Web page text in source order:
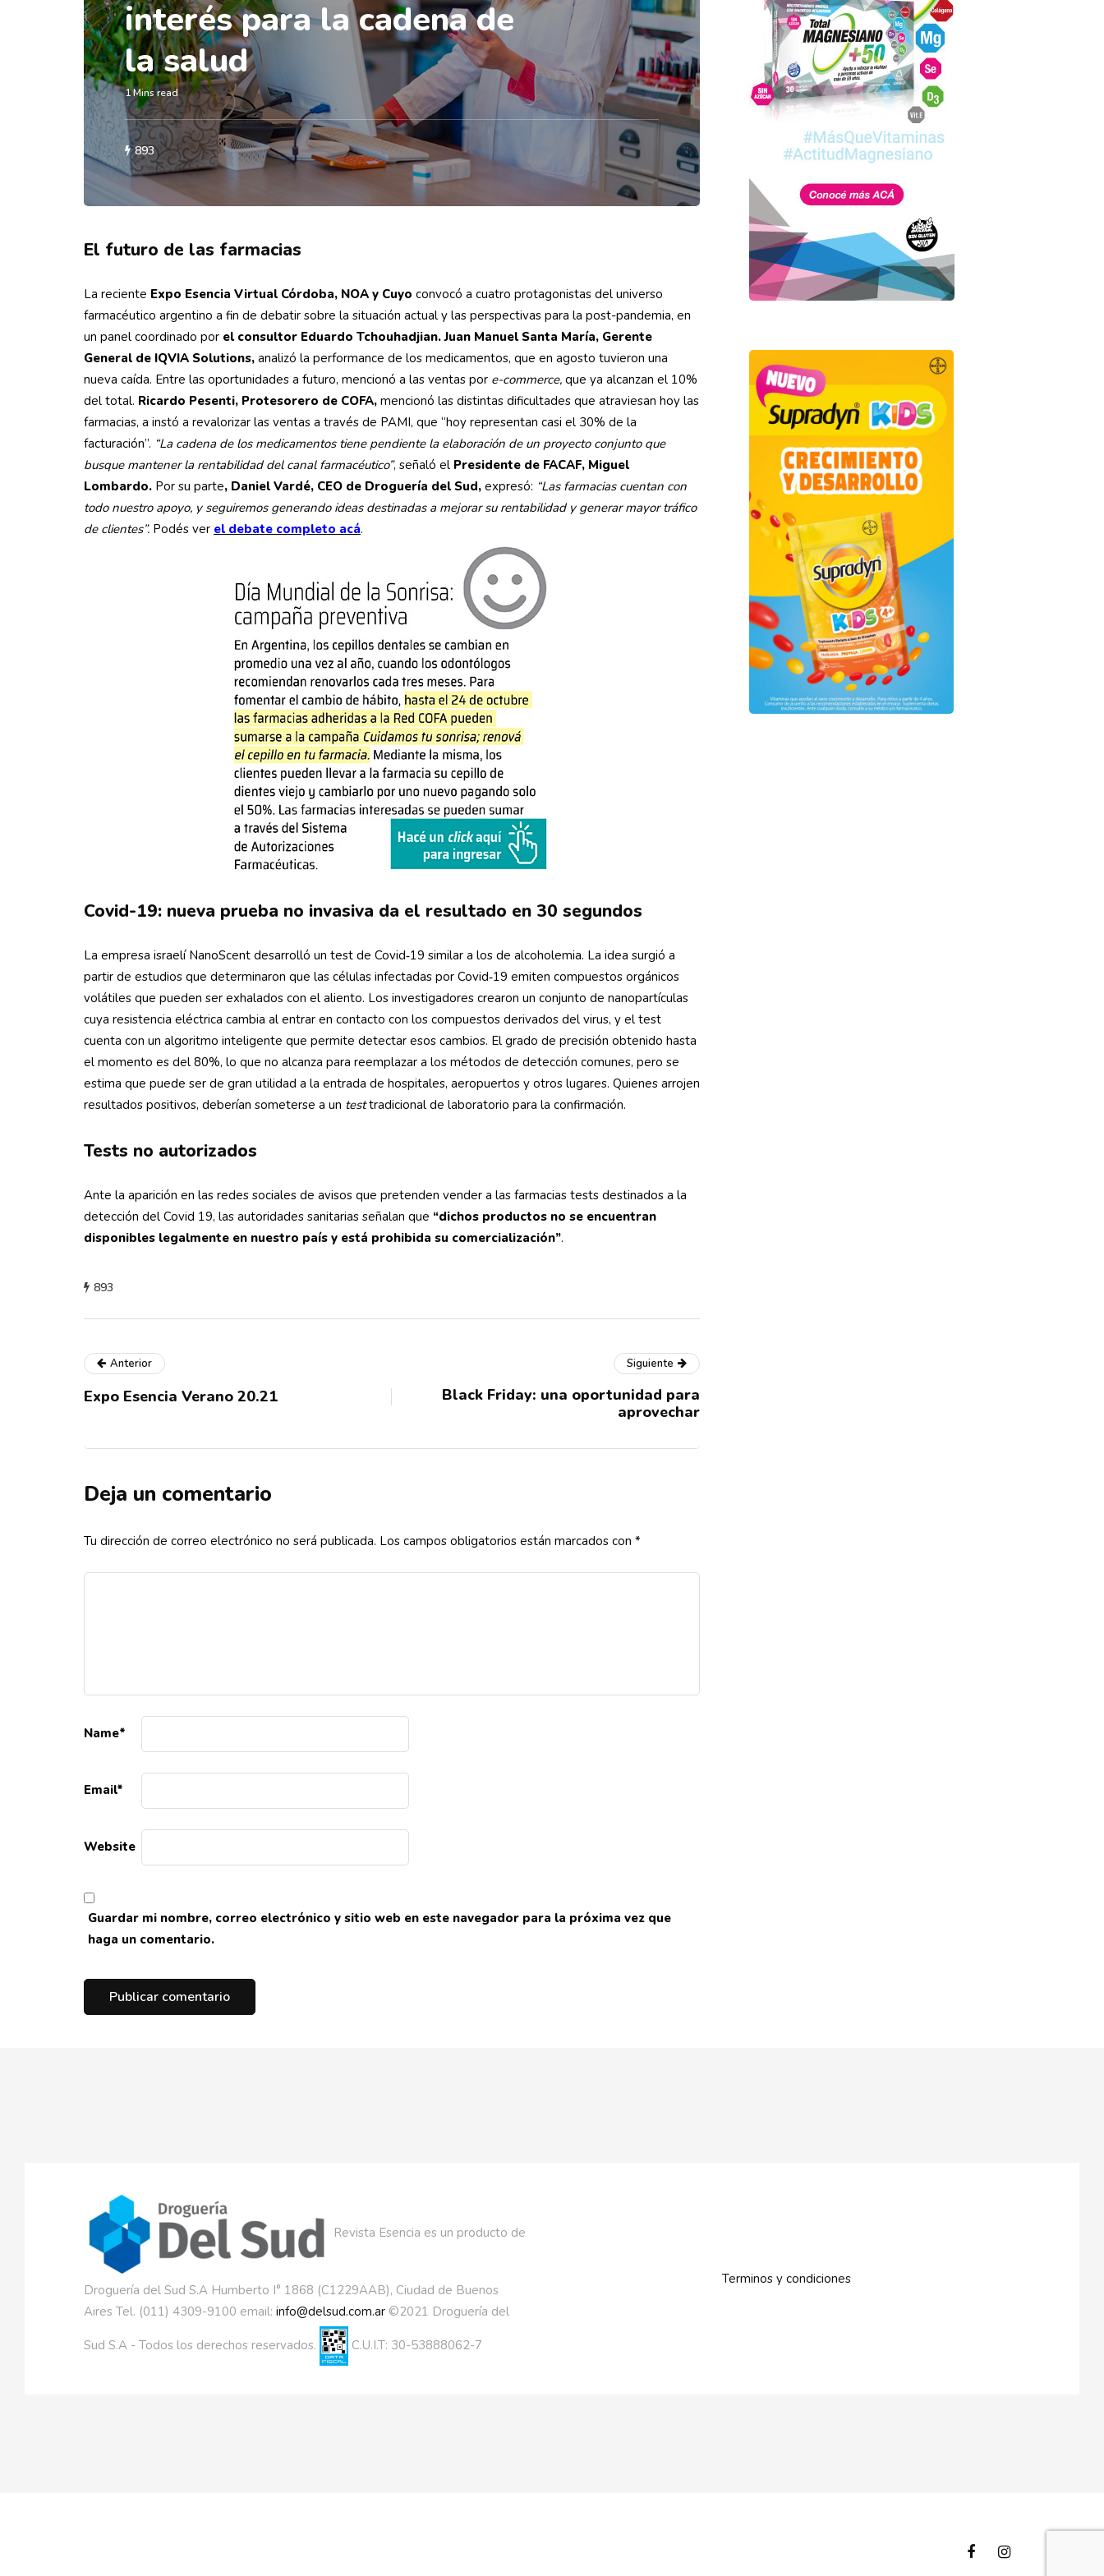
interés para la cadena de
la salud
1 Mins read
893
El futuro de las farmacias
La reciente Expo Esencia Virtual Córdoba, NOA y Cuyo convocó a cuatro protagonistas del universo
farmacéutico argentino a fin de debatir sobre la situación actual y las perspectivas para la post-pandemia, en
un panel coordinado por el consultor Eduardo Tchouhadjian. Juan Manuel Santa María, Gerente
General de IQVIA Solutions, analizó la performance de los medicamentos, que en agosto tuvieron una
nueva caída. Entre las oportunidades a futuro, mencionó a las ventas por e-commerce, que ya alcanzan el 10%
del total. Ricardo Pesenti, Protesorero de COFA, mencionó las distintas dificultades que atraviesan hoy las
farmacias, a instó a revalorizar las ventas a través de PAMI, que “hoy representan casi el 30% de la
facturación”. “La cadena de los medicamentos tiene pendiente la elaboración de un proyecto conjunto que
busque mantener la rentabilidad del canal farmacéutico”, señaló el Presidente de FACAF, Miguel
Lombardo. Por su parte, Daniel Vardé, CEO de Droguería del Sud, expresó: “Las farmacias cuentan con
todo nuestro apoyo, y seguiremos generando ideas destinadas a mejorar su rentabilidad y generar mayor tráfico
de clientes”. Podés ver el debate completo acá.
Covid-19: nueva prueba no invasiva da el resultado en 30 segundos
La empresa israelí NanoScent desarrolló un test de Covid‑19 similar a los de alcoholemia. La idea surgió a
partir de estudios que determinaron que las células infectadas por Covid‑19 emiten compuestos orgánicos
volátiles que pueden ser exhalados con el aliento. Los investigadores crearon un conjunto de nanopartículas
cuya resistencia eléctrica cambia al entrar en contacto con los compuestos derivados del virus, y el test
cuenta con un algoritmo inteligente que permite detectar esos cambios. El grado de precisión obtenido hasta
el momento es del 80%, lo que no alcanza para reemplazar a los métodos de detección comunes, pero se
estima que puede ser de gran utilidad a la entrada de hospitales, aeropuertos y otros lugares. Quienes arrojen
resultados positivos, deberían someterse a un testtradicional de laboratorio para la confirmación.
Tests no autorizados
Ante la aparición en las redes sociales de avisos que pretenden vender a las farmacias tests destinados a la
detección del Covid 19, las autoridades sanitarias señalan que “dichos productos no se encuentran
disponibles legalmente en nuestro país y está prohibida su comercialización”.
893
Anterior
Expo Esencia Verano 20.21
Siguiente
Black Friday: una oportunidad para
aprovechar
Deja un comentario
Tu dirección de correo electrónico no será publicada. Los campos obligatorios están marcados con *
Name*
Email*
Website
Guardar mi nombre, correo electrónico y sitio web en este navegador para la próxima vez que
haga un comentario.
Revista Esencia es un producto de
Droguería del Sud S.A Humberto I° 1868 (C1229AAB), Ciudad de Buenos
Aires Tel. (011) 4309-9100 email: info@delsud.com.ar ©2021 Droguería del
Sud S.A - Todos los derechos reservados. C.U.I.T: 30-53888062-7
Terminos y condiciones